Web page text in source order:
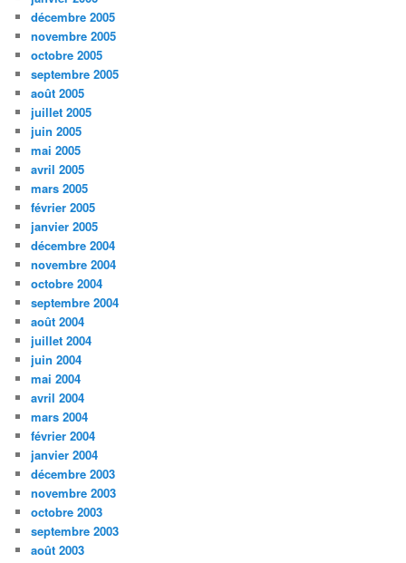
décembre 2005
novembre 2005
octobre 2005
septembre 2005
août 2005
juillet 2005
juin 2005
mai 2005
avril 2005
mars 2005
février 2005
janvier 2005
décembre 2004
novembre 2004
octobre 2004
septembre 2004
août 2004
juillet 2004
juin 2004
mai 2004
avril 2004
mars 2004
février 2004
janvier 2004
décembre 2003
novembre 2003
octobre 2003
septembre 2003
août 2003